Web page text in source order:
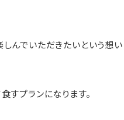
んでいただきたいという想い
すプランになります。